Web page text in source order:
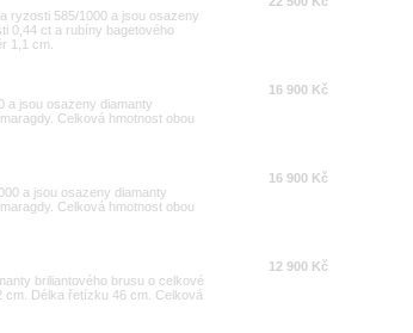
ryzosti 585/1000 a jsou osazeny
0,44 ct a rubíny bagetového
1,1 cm.
a jsou osazeny diamanty
Celková hmotnost obou
16 900 Kč
a jsou osazeny diamanty
Celková hmotnost obou
16 900 Kč
briliantového brusu o celkové
Délka řetízku 46 cm. Celková
12 900 Kč